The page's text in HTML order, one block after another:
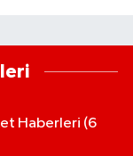
Haberleri (6